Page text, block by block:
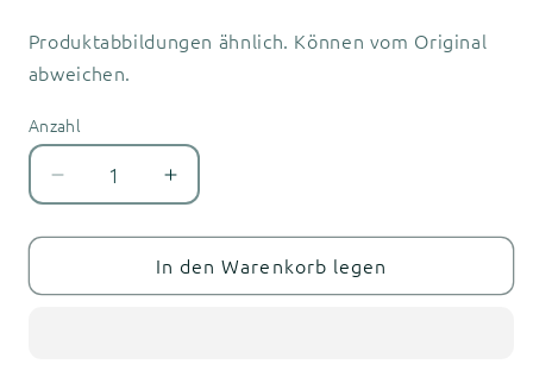
Produktabbildungen ähnlich. Können vom Original
abweichen.
Anzahl
Anzahl
Verringere
die
Menge
Müllrose
Erhöhe
die
Menge
für
Müllrose
In den Warenkorb legen